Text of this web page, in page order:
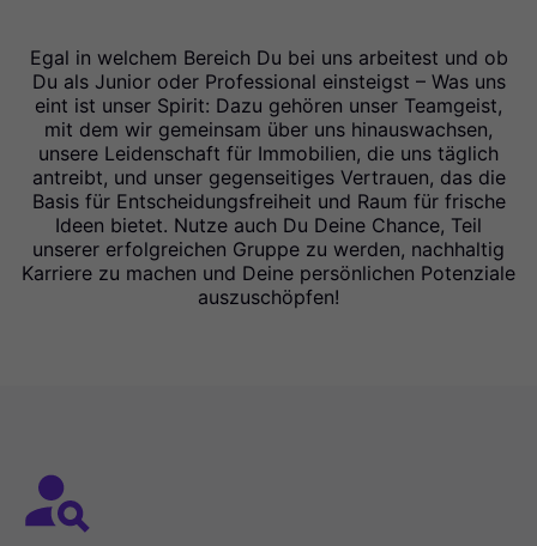
Egal in welchem Bereich Du bei uns arbeitest und ob
Du als Junior oder Professional einsteigst – Was uns
eint ist unser Spirit: Dazu gehören unser Teamgeist,
mit dem wir gemeinsam über uns hinauswachsen,
unsere Leidenschaft für Immobilien, die uns täglich
antreibt, und unser gegenseitiges Vertrauen, das die
Basis für Entscheidungsfreiheit und Raum für frische
Ideen bietet. Nutze auch Du Deine Chance, Teil
unserer erfolgreichen Gruppe zu werden, nachhaltig
Karriere zu machen und Deine persönlichen Potenziale
auszuschöpfen!